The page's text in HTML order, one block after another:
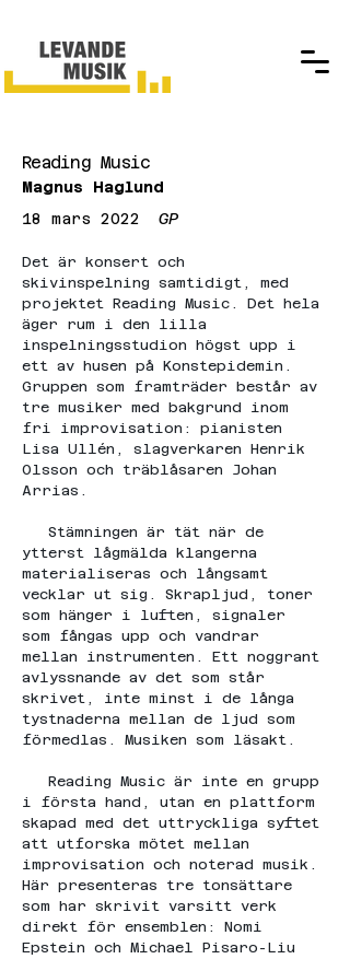
Reading Music
Magnus Haglund
18 mars 2022
GP
Det är konsert och
skivinspelning samtidigt, med
projektet Reading Music. Det hela
äger rum i den lilla
inspelningsstudion högst upp i
ett av husen på Konstepidemin.
Gruppen som framträder består av
tre musiker med bakgrund inom
fri improvisation: pianisten
Lisa Ullén, slagverkaren Henrik
Olsson och träblåsaren Johan
Arrias.
Stämningen är tät när de
ytterst lågmälda klangerna
materialiseras och långsamt
vecklar ut sig. Skrapljud, toner
som hänger i luften, signaler
som fångas upp och vandrar
mellan instrumenten. Ett noggrant
avlyssnande av det som står
skrivet, inte minst i de långa
tystnaderna mellan de ljud som
förmedlas. Musiken som läsakt.
Reading Music är inte en grupp
i första hand, utan en plattform
skapad med det uttryckliga syftet
att utforska mötet mellan
improvisation och noterad musik.
Här presenteras tre tonsättare
som har skrivit varsitt verk
direkt för ensemblen: Nomi
Epstein och Michael Pisaro-Liu